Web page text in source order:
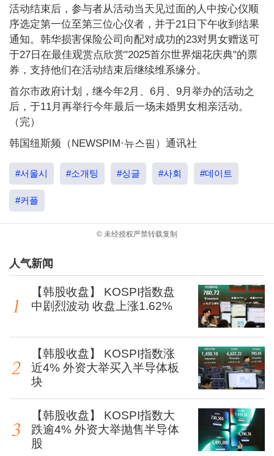
活动结束后，参与者从活动当天见过面的人中按心仪顺
序选定第一位至第三位心仪者，并于21日下午收到结果
通知。韩华损害保险公司向配对成功的23对男女赠送可
于27日在最佳观赏点欣赏"2025首尔世界烟花庆典"的票
券，支持他们在活动结束后继续维系缘分。
首尔市政府计划，继今年2月、6月、9月举办的活动之
后，于11月再举行今年最后一场未婚男女相亲活动。
（完）
韩国纽斯频（NEWSPIM·뉴스핌）通讯社
#서울시 #소개팅 #싱글 #사회 #데이트
#커플
© 未经授权严禁转载复制
人气新闻
【韩股收盘】 KOSPI指数盘
中剧烈波动 收盘上涨1.62%
【韩股收盘】 KOSPI指数涨
近4% 外资大举买入半导体板
块
【韩股收盘】 KOSPI指数大
跌逾4% 外资大举抛售半导体
股